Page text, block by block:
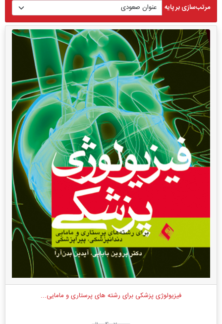
مرتب‌سازی بر پایه
فیزیولوژی پزشكی برای رشته های پرستاری و مامایی...